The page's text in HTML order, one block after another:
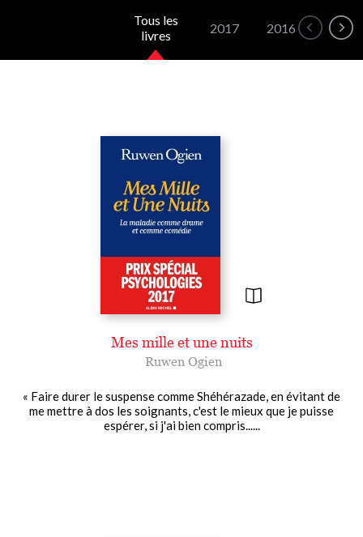
Tous les
livres
2017 2016 2015
Mes mille et une nuits
Ruwen Ogien
« Faire durer le suspense comme Shéhérazade, en évitant de
me mettre à dos les soignants, c'est le mieux que je puisse
espérer, si j'ai bien compris......